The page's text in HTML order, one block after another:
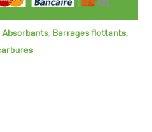
Absorbants, Barrages flottants,